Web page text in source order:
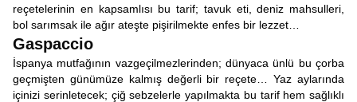
reçetelerinin en kapsamlısı bu tarif; tavuk eti, deniz mahsulleri,
bol sarımsak ile ağır ateşte pişirilmekte enfes bir lezzet…
Gaspaccio
İspanya mutfağının vazgeçilmezlerinden; dünyaca ünlü bu çorba
geçmişten günümüze kalmış değerli bir reçete… Yaz aylarında
içinizi serinletecek; çiğ sebzelerle yapılmakta bu tarif hem sağlıklı